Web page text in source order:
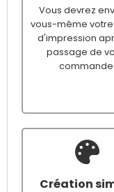
Vous devrez
vous-même
d'impression
passage de
commande.
Création